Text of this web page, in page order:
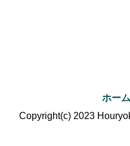
ホー
Copyright(c) 2023